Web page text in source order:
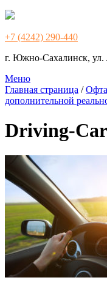
+7 (4242) 290-440
г. Южно-Сахалинск, ул.
Меню
Главная страница /
дополнительной
Driving-Car